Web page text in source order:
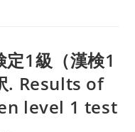
1級（漢検1
. Results of
level 1 test